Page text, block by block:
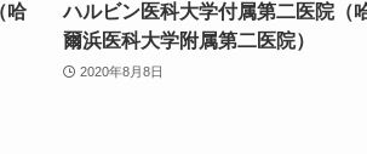
哈
ハルビン医科大学付属第二医院（
爾浜医科大学附属第二医院）
2020年8月8日